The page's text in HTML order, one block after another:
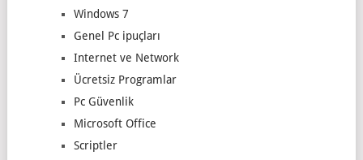
Windows 7
Genel Pc ipuçları
Internet ve Network
Ücretsiz Programlar
Pc Güvenlik
Microsoft Office
Scriptler